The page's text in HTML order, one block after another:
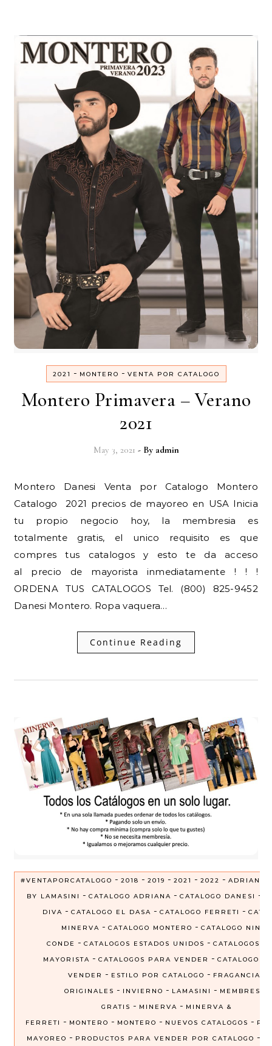
2021 - MONTERO - VENTA POR CATALOGO
Montero Primavera – Verano
2021
May 3, 2021 - By admin
Montero Danesi Venta por Catalogo Montero
Catalogo 2021 precios de mayoreo en USA Inicia
tu propio negocio hoy, la membresia es
totalmente gratis, el unico requisito es que
compres tus catalogos y esto te da acceso
al precio de mayorista inmediatamente ! ! !
ORDENA TUS CATALOGOS Tel. (800) 825-9452
Danesi Montero. Ropa vaquera…
Continue Reading
#VENTAPORCATALOGO - 2018 - 2019 - 2021 - 2022 - ADRIANA
BY LAMASINI - CATALOGO ADRIANA - CATALOGO DANESI -
DIVA - CATALOGO EL DASA - CATALOGO FERRETI -
MINERVA - CATALOGO MONTERO - CATALOGO NINEL
CONDE
- CATALOGOS ESTADOS UNIDOS - CATALOGOS
MAYORISTA - CATALOGOS PARA VENDER - CATALOGOS
VENDER
- ESTILO POR CATALOGO - FRAGANCIAS
ORIGINALES - INVIERNO - LAMASINI - MEMBRESIA
GRATIS - MINERVA - MINERVA &
FERRETI
- MONTERO - MONTERO - NUEVOS CATALOGOS -
MAYOREO - PRODUCTOS PARA VENDER POR CATALOGO -